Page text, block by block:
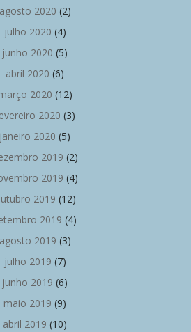
agosto 2020 (2)
julho 2020 (4)
junho 2020 (5)
abril 2020 (6)
2020 (12)
2020 (3)
janeiro 2020 (5)
2019 (2)
2019 (4)
2019 (12)
2019 (4)
agosto 2019 (3)
julho 2019 (7)
junho 2019 (6)
maio 2019 (9)
abril 2019 (10)